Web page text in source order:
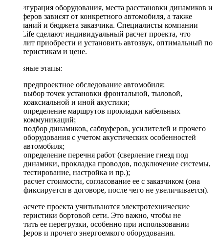
Конфигурация оборудования, места расстановки динамиков и
сабвуферов зависят от конкретного автомобиля, а также
пожеланий и бюджета заказчика. Специалисты компании
DriveLife сделают индивидуальный расчет проекта, что
позволит приобрести и установить автозвук, оптимальный по
характеристикам и цене.
Основные этапы:
предпроектное обследование автомобиля;
выбор точек установки фронтальной, тыловой,
коаксиальной и иной акустики;
определение маршрутов прокладки кабельных
коммуникаций;
подбор динамиков, сабвуферов, усилителей и прочего
оборудования с учетом акустических особенностей
автомобиля;
определение перечня работ (сверление гнезд под
динамики, прокладка проводов, подключение системы,
тестирование, настройка и пр.);
расчет стоимости, согласование ее с заказчиком (она
фиксируется в договоре, после чего не увеличивается).
При расчете проекта учитываются электротехнические
характеристики бортовой сети. Это важно, чтобы не
допустить ее перегрузки, особенно при использовании
сабвуферов и прочего энергоемкого оборудования.